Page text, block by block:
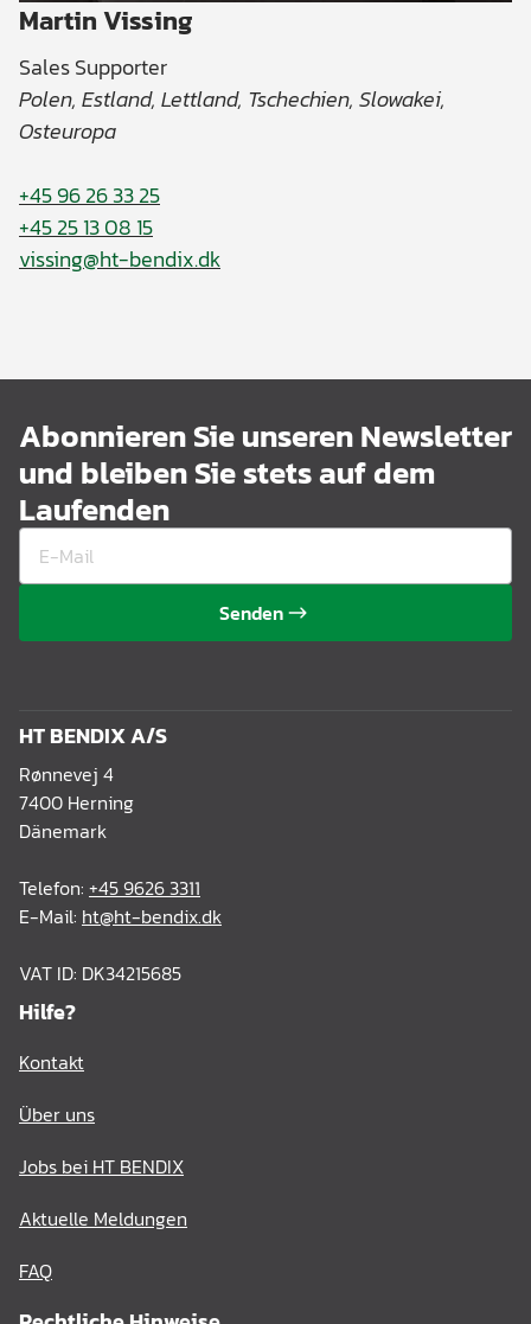
Martin Vissing
Sales Supporter
Polen, Estland, Lettland, Tschechien, Slowakei,
Osteuropa
+45 96 26 33 25
+45 25 13 08 15
vissing@ht-bendix.dk
Abonnieren Sie unseren Newsletter
und bleiben Sie stets auf dem
Laufenden
Senden
HT BENDIX A/S
Rønnevej 4
7400 Herning
Dänemark
Telefon: +45 9626 3311
E-Mail: ht@ht-bendix.dk
VAT ID: DK34215685
Hilfe?
Kontakt
Über uns
Jobs bei HT BENDIX
Aktuelle Meldungen
FAQ